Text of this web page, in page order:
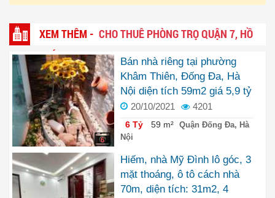
XEM THÊM - CHO THUÊ PHÒNG TRỌ QUẬN 7, HỒ
CHÍ MINH
6
Bán nhà riêng tại phường
Khâm Thiên, Đống Đa, Hà
Nội diện tích 59m2 giá 5,9 tỷ
20/10/2021 4201
6 Tỷ 59 m²
Quận Đống Đa, Hà
Nội
Hiếm, nhà Mỹ Đình lô góc, 3
mặt thoáng, ô tô cách nhà
70m, diện tích: 31m2, 4